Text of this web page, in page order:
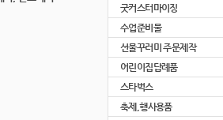
굿커스터마이징
수업준비물
선물꾸러미 주문제작
어린이집답례품
스타벅스
축제,행사용품